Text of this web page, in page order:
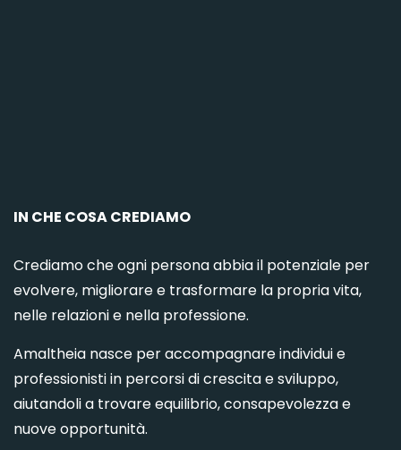
IN CHE COSA CREDIAMO
Crediamo che ogni persona abbia il potenziale per
evolvere, migliorare e trasformare la propria vita,
nelle relazioni e nella professione.
Amaltheia nasce per accompagnare individui e
professionisti in percorsi di crescita e sviluppo,
aiutandoli a trovare equilibrio, consapevolezza e
nuove opportunità.